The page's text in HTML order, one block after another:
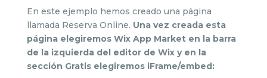
En este ejemplo hemos creado una página
llamada Reserva Online. Una vez creada esta
página elegiremos Wix App Market en la barra
de la izquierda del editor de Wix y en la
sección Gratis elegiremos iFrame/embed: